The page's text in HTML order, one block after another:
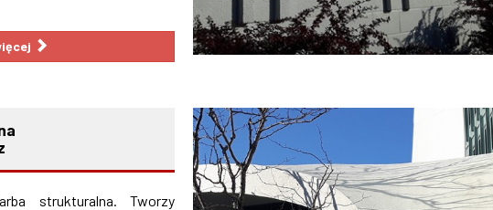
strukturalna. Tworzy